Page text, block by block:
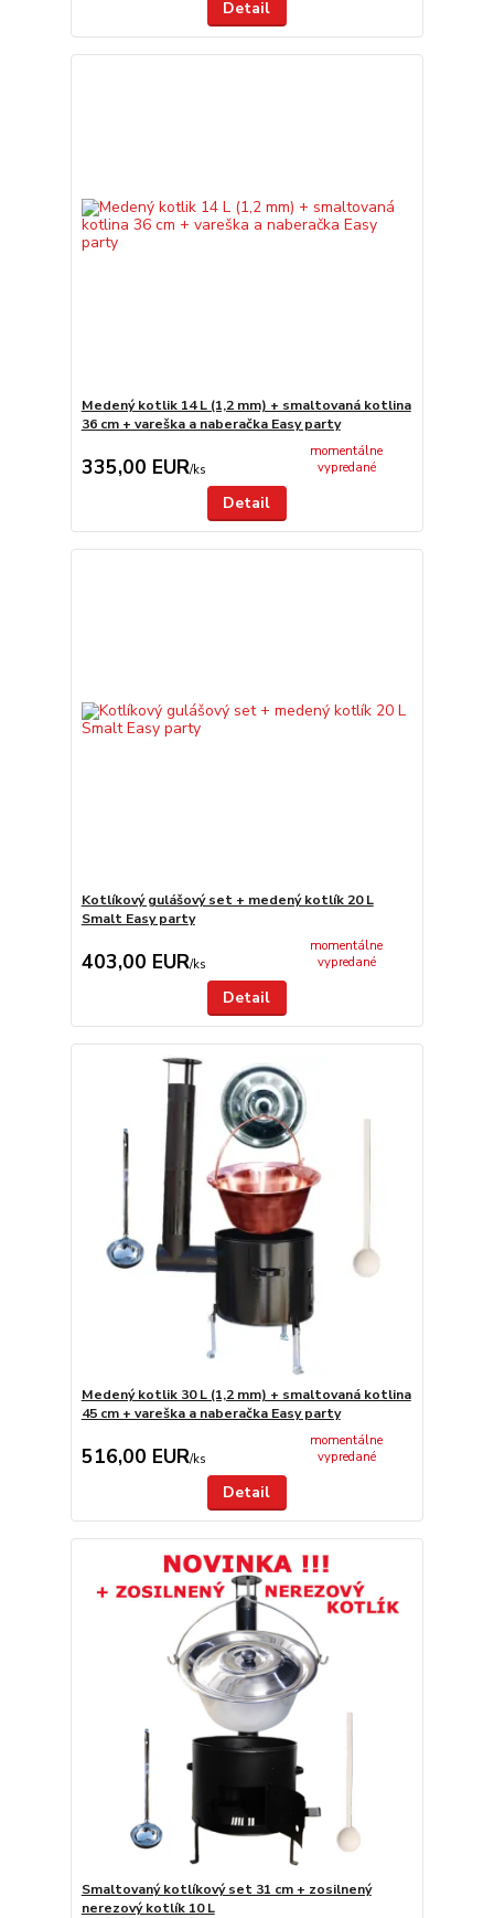
Detail
Medený kotlik 14 L (1,2 mm) + smaltovaná kotlina
36 cm + vareška a naberačka Easy party
335,00 EUR/ks
momentálne
vypredané
Detail
Kotlíkový gulášový set + medený kotlík 20 L
Smalt Easy party
403,00 EUR/ks
momentálne
vypredané
Detail
Medený kotlik 30 L (1,2 mm) + smaltovaná kotlina
45 cm + vareška a naberačka Easy party
516,00 EUR/ks
momentálne
vypredané
Detail
Smaltovaný kotlíkový set 31 cm + zosilnený
nerezový kotlík 10 L